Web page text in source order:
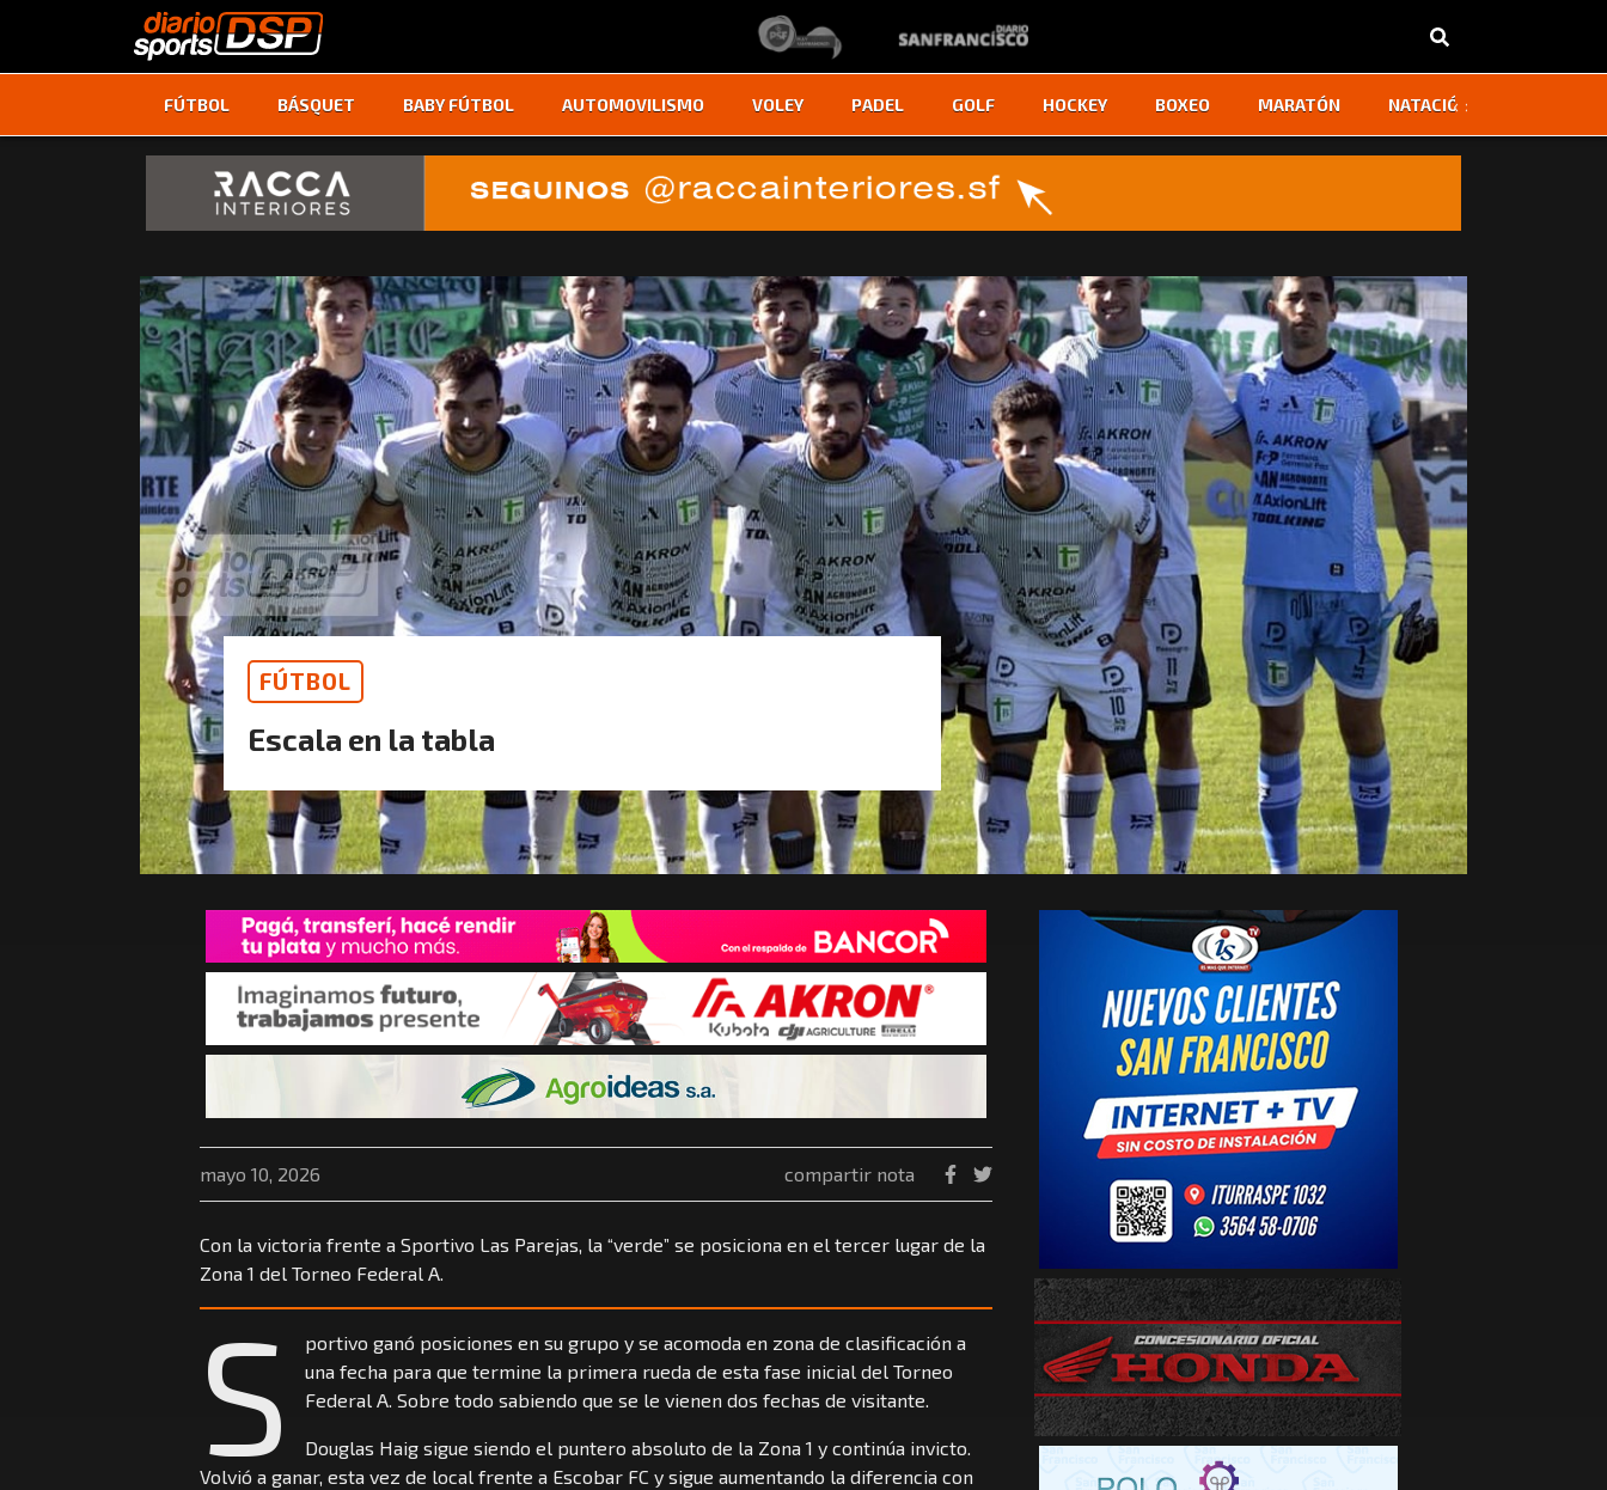
FÚTBOL BÁSQUET BABY FÚTBOL AUTOMOVILISMO VOLEY PADEL GOLF HOCKEY BOXEO MARATÓN NATACIÓN
‹ ›
FÚTBOL
Escala en la tabla
mayo 10, 2026 compartir nota
Con la victoria frente a Sportivo Las Parejas, la “verde” se posiciona en el tercer lugar de la
Zona 1 del Torneo Federal A.
S
portivo ganó posiciones en su grupo y se acomoda en zona de clasificación a
una fecha para que termine la primera rueda de esta fase inicial del Torneo
Federal A. Sobre todo sabiendo que se le vienen dos fechas de visitante.
Douglas Haig sigue siendo el puntero absoluto de la Zona 1 y continúa invicto.
Volvió a ganar, esta vez de local frente a Escobar FC y sigue aumentando la diferencia con